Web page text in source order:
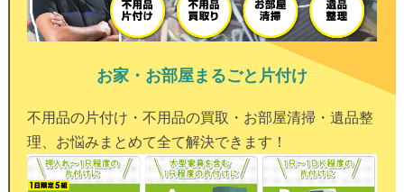
お家・お部屋まるごと片付け
不用品の片付け・不用品の買取・お部屋清掃・遺品整
理、お悩みまとめて全て解決できます！